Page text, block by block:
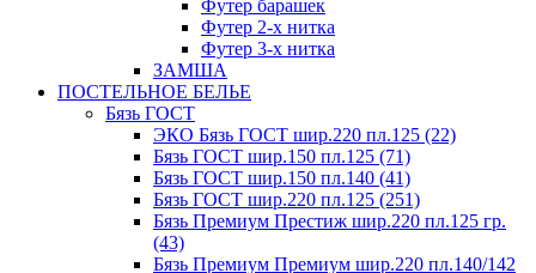
Футер барашек
Футер 2-х нитка
Футер 3-х нитка
ЗАМША
ПОСТЕЛЬНОЕ БЕЛЬЕ
Бязь ГОСТ
ЭКО Бязь ГОСТ шир.220 пл.125 (22)
Бязь ГОСТ шир.150 пл.125 (71)
Бязь ГОСТ шир.150 пл.140 (41)
Бязь ГОСТ шир.220 пл.125 (251)
Бязь Премиум Престиж шир.220 пл.125 гр.
(43)
Бязь Премиум Премиум шир.220 пл.140/142